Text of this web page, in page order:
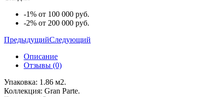
-1% от 100 000 руб.
-2% от 200 000 руб.
ПредыдущийСледующий
Описание
Отзывы (0)
Упаковка: 1.86 м2.
Коллекция: Gran Parte.